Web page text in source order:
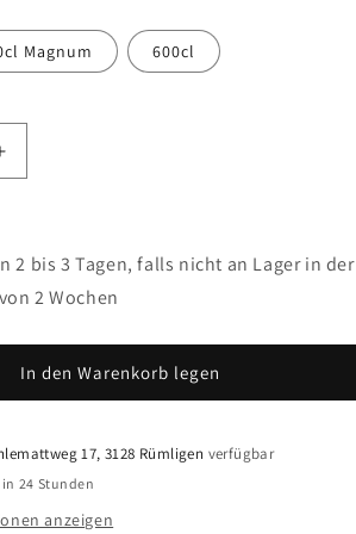
Magnum 600cl
Erhöhe
Gold
Yecla
2022
2 bis 3 Tagen, falls nicht an Lager in der
2 Wochen
In den Warenkorb legen
17, 3128 Rümligen verfügbar
24 Stunden
anzeigen